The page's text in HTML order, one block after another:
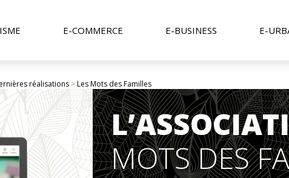
E-COMMERCE E-BUSINESS E-
réalisations >Les Mots des Familles
MOTS DES